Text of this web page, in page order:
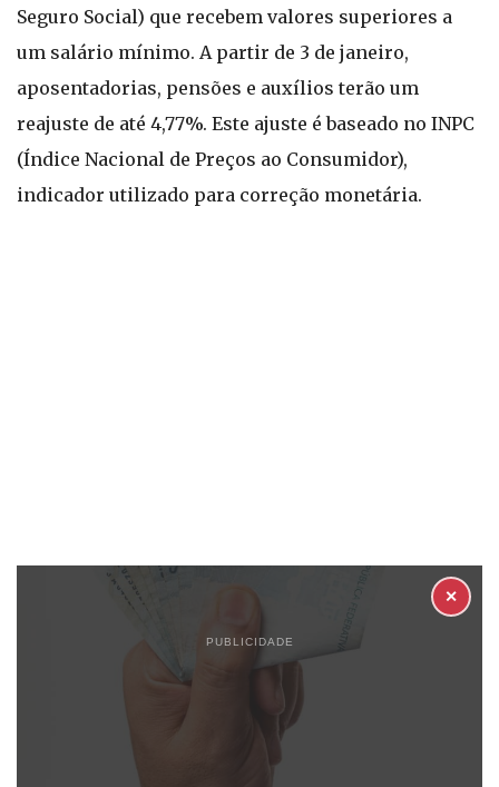
Seguro Social) que recebem valores superiores a
um salário mínimo. A partir de 3 de janeiro,
aposentadorias, pensões e auxílios terão um
reajuste de até 4,77%. Este ajuste é baseado no INPC
(Índice Nacional de Preços ao Consumidor),
indicador utilizado para correção monetária.
PUBLICIDADE
✕